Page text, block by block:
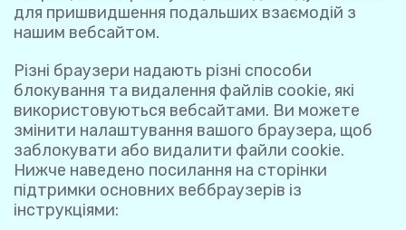
для пришвидшення подальших взаємодій з
нашим вебсайтом.
Різні браузери надають різні способи
блокування та видалення файлів cookie, які
використовуються вебсайтами. Ви можете
змінити налаштування вашого браузера, щоб
заблокувати або видалити файли cookie.
Нижче наведено посилання на сторінки
підтримки основних веббраузерів із
інструкціями: